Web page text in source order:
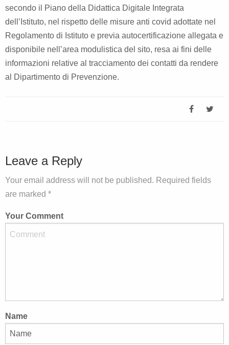
secondo il Piano della Didattica Digitale Integrata
dell’Istituto, nel rispetto delle misure anti covid adottate nel
Regolamento di Istituto e previa autocertificazione allegata e
disponibile nell’area modulistica del sito, resa ai fini delle
informazioni relative al tracciamento dei contatti da rendere
al Dipartimento di Prevenzione.
Leave a Reply
Your email address will not be published. Required fields
are marked *
Your Comment
Name